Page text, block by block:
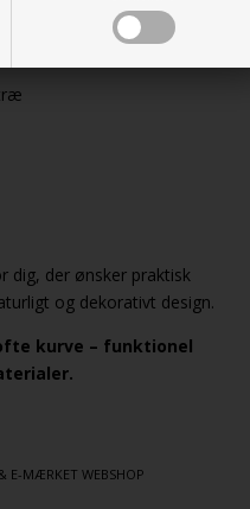
dig, der ønsker praktisk
og dekorativt design.
kurve – funktionel
E-MÆRKET WEBSHOP